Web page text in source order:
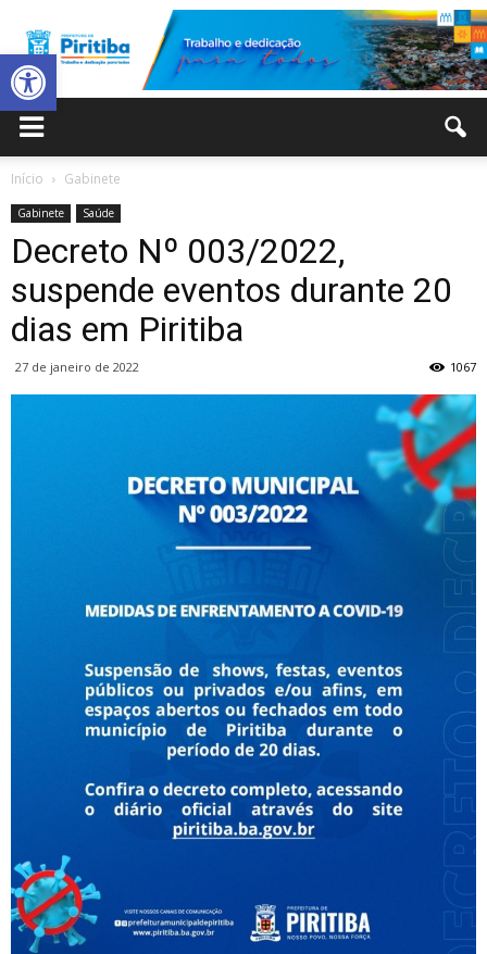
Abrir a barra de ferramentas
Municipal
Início Gabinete
Gabinete Saúde
Decreto Nº 003/2022,
suspende eventos durante 20
dias em Piritiba
27 de janeiro de 2022 1067